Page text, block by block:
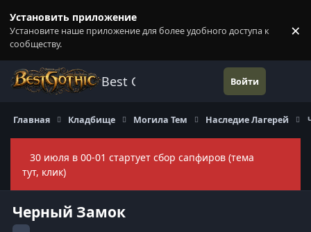
Установить приложение
Установите наше приложение для более удобного доступа к
сообществу.
×
Best Gothic Forums Войти
Главная Кладбище Могила Тем Наследие Лагерей
30 июля в 00-01 стартует сбор сапфиров (тема
тут, клик)
Черный Замок